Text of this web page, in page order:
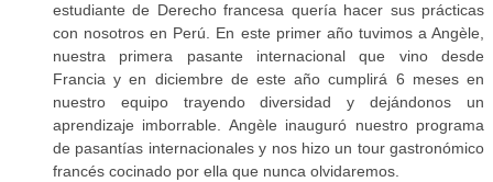
estudiante de Derecho francesa quería hacer sus prácticas
con nosotros en Perú. En este primer año tuvimos a Angèle,
nuestra primera pasante internacional que vino desde
Francia y en diciembre de este año cumplirá 6 meses en
nuestro equipo trayendo diversidad y dejándonos un
aprendizaje imborrable. Angèle inauguró nuestro programa
de pasantías internacionales y nos hizo un tour gastronómico
francés cocinado por ella que nunca olvidaremos.